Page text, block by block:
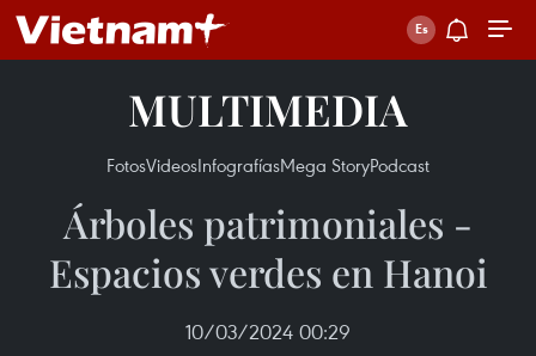
MULTIMEDIA
FotosVideosInfografíasMega StoryPodcast
Árboles patrimoniales -
Espacios verdes en Hanoi
10/03/2024 00:29